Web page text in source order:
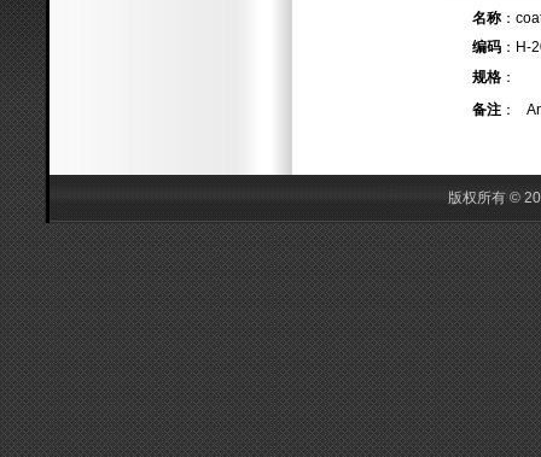
名称 ：
编码 ：H-
规格 ：
备注 ：
版权所有 ©